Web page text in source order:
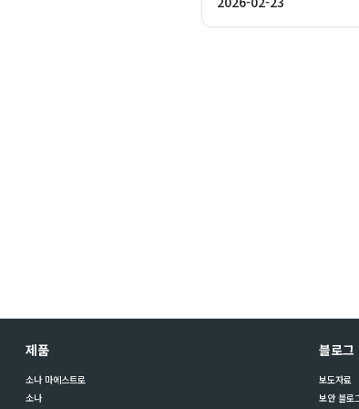
제품
소나 마에스트로
소나
블로그
보도자료
보안 블로